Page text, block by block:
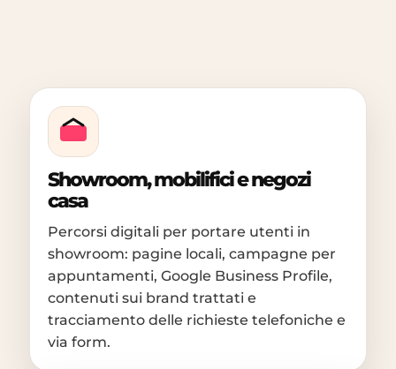
Showroom, mobilifici e negozi
casa
Percorsi digitali per portare utenti in
showroom: pagine locali, campagne per
appuntamenti, Google Business Profile,
contenuti sui brand trattati e
tracciamento delle richieste telefoniche e
via form.